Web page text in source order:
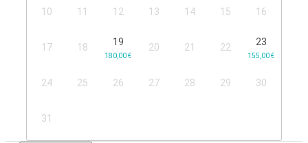
10 11 12 13 14 15 16
17 18 19 20 21 22 23
24 25 26 27 28 29 30
31